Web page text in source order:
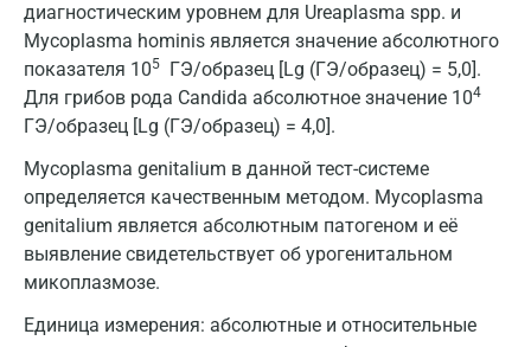
диагностическим уровнем для Ureaplasma spp. и
Mycoplasma hominis является значение абсолютного
показателя 105
ГЭ/образец [Lg (ГЭ/образец) = 5,0].
Для грибов рода Candida абсолютное значение 104
ГЭ/образец [Lg (ГЭ/образец) = 4,0].
Mycoplasma genitalium в данной тест-системе
определяется качественным методом. Mycoplasma
genitalium является абсолютным патогеном и её
выявление свидетельствует об урогенитальном
микоплазмозе.
Единица измерения: абсолютные и относительные